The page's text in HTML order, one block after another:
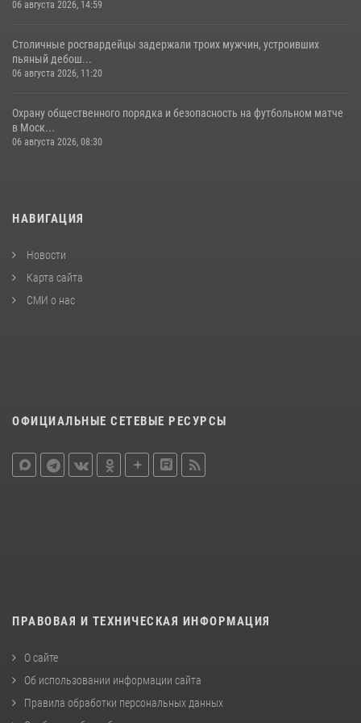
06 августа 2026, 14:59
Столичные росгвардейцы задержали троих мужчин, устроивших
пьяный дебош...
06 августа 2026, 11:20
Охрану общественного порядка и безопасность на футбольном матче
в Моск...
06 августа 2026, 08:30
НАВИГАЦИЯ
Новости
Карта сайта
СМИ о нас
ОФИЦИАЛЬНЫЕ СЕТЕВЫЕ РЕСУРСЫ
ПРАВОВАЯ И ТЕХНИЧЕСКАЯ ИНФОРМАЦИЯ
О сайте
Об использовании информации сайта
Правила обработки персональных данных